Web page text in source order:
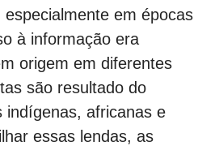
em épocas
à informação era
origem em diferentes
são resultado do
indígenas, africanas e
essas lendas, as